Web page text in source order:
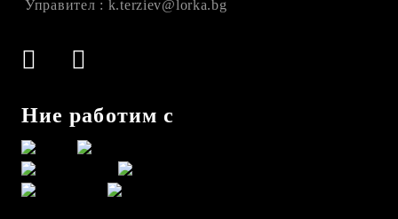
Управител : k.terziev@lorka.bg
Ние работим с